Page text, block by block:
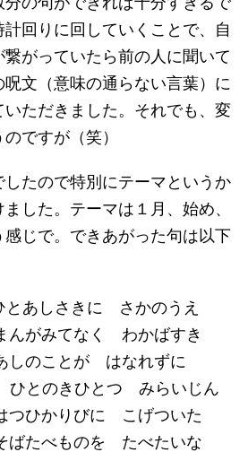
計回りに回していくことで、自
がっていたら前の人に聞いて
文（意味の通らない言葉）に
ただきました。それでも、変
ですが（笑）
たので特別にテーマというか
した。テーマは１月、始め、
じで。できあがった句は以下
あしさきに さかのうえ
がみてなく わかばすき
のことが はなれずに
とのきひとつ みらいじん
ひかりびに こげついた
たべものを たべたいな